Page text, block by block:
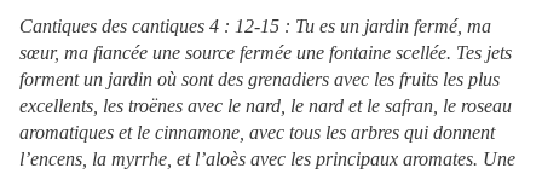
Cantiques des cantiques 4 : 12-15 : Tu es un jardin fermé, ma
sœur, ma fiancée une source fermée une fontaine scellée. Tes jets
forment un jardin où sont des grenadiers avec les fruits les plus
excellents, les troënes avec le nard, le nard et le safran, le roseau
aromatiques et le cinnamone, avec tous les arbres qui donnent
l’encens, la myrrhe, et l’aloès avec les principaux aromates. Une